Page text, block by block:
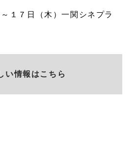
１７日（木）一関シネプラ
い情報はこちら